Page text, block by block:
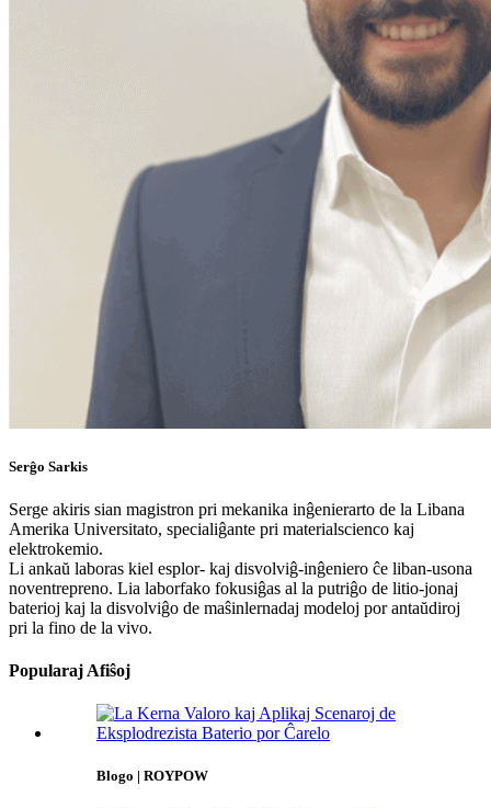
Serĝo Sarkis
Serge akiris sian magistron pri mekanika inĝenierarto de la Libana
Amerika Universitato, specialiĝante pri materialscienco kaj
elektrokemio.
Li ankaŭ laboras kiel esplor- kaj disvolviĝ-inĝeniero ĉe liban-usona
noventrepreno. Lia laborfako fokusiĝas al la putriĝo de litio-jonaj
baterioj kaj la disvolviĝo de maŝinlernadaj modeloj por antaŭdiroj
pri la fino de la vivo.
Popularaj Afiŝoj
Blogo | ROYPOW